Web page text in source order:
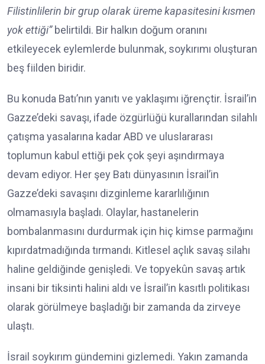
Filistinlilerin bir grup olarak üreme kapasitesini kısmen
yok ettiği”belirtildi. Bir halkın doğum oranını
etkileyecek eylemlerde bulunmak, soykırımı oluşturan
beş fiilden biridir.
Bu konuda Batı’nın yanıtı ve yaklaşımı iğrençtir. İsrail’in
Gazze’deki savaşı, ifade özgürlüğü kurallarından silahlı
çatışma yasalarına kadar ABD ve uluslararası
toplumun kabul ettiği pek çok şeyi aşındırmaya
devam ediyor. Her şey Batı dünyasının İsrail’in
Gazze’deki savaşını dizginleme kararlılığının
olmamasıyla başladı. Olaylar, hastanelerin
bombalanmasını durdurmak için hiç kimse parmağını
kıpırdatmadığında tırmandı. Kitlesel açlık savaş silahı
haline geldiğinde genişledi. Ve topyekûn savaş artık
insani bir tiksinti halini aldı ve İsrail’in kasıtlı politikası
olarak görülmeye başladığı bir zamanda da zirveye
ulaştı.
İsrail soykırım gündemini gizlemedi. Yakın zamanda